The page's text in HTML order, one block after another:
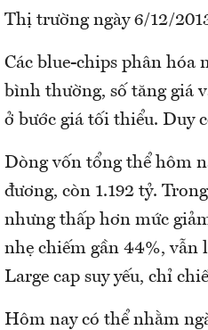
Thị trường ngày 6/12/
Các blue-chips phân
bình thường, số tăng giá
ở bước giá tối thiểu. Duy
Dòng vốn tổng thể hôm
đương, còn 1.192 tỷ.
nhưng thấp hơn mức
nhẹ chiếm gần 44%, vẫn
Large cap suy yếu, chỉ
Hôm nay có thể nhằm